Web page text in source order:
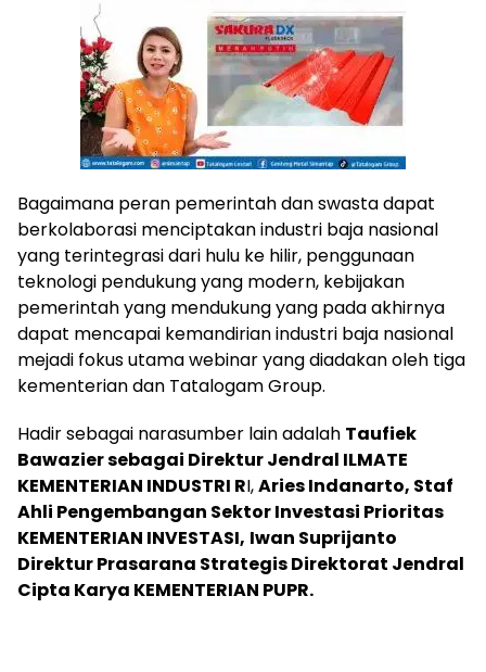
Bagaimana peran pemerintah dan swasta dapat
berkolaborasi menciptakan industri baja nasional
yang terintegrasi dari hulu ke hilir, penggunaan
teknologi pendukung yang modern, kebijakan
pemerintah yang mendukung yang pada akhirnya
dapat mencapai kemandirian industri baja nasional
mejadi fokus utama webinar yang diadakan oleh tiga
kementerian dan Tatalogam Group.
Hadir sebagai narasumber lain adalah Taufiek
Bawazier sebagai Direktur Jendral ILMATE
KEMENTERIAN INDUSTRI RI,Aries Indanarto, Staf
Ahli Pengembangan Sektor Investasi Prioritas
KEMENTERIAN INVESTASI, Iwan Suprijanto
Direktur Prasarana Strategis Direktorat Jendral
Cipta Karya KEMENTERIAN PUPR.